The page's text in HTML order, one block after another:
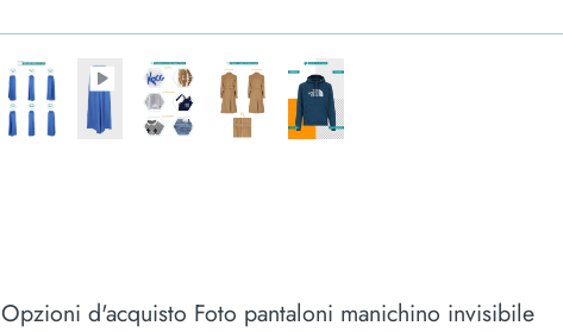
Opzioni d'acquisto Foto pantaloni manichino invisibile